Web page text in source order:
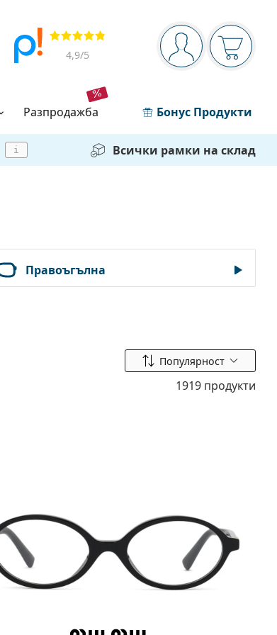
Navigation panel
Вие сте вписани
Прегледи
4,9/5
разпродажба Бонус Продукти
i Всички рамки на склад
Правоъгълна
Сортиране по
Популярност
1919 продукти